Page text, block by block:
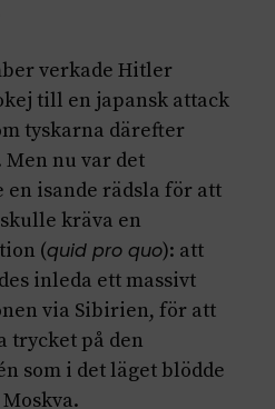
verkade Hitler
till en japansk attack
tyskarna därefter
nu var det
en isande rädsla för att
kräva en
(quid pro quo): att
inleda ett massivt
via Sibirien, för att
trycket på den
som i det läget blödde